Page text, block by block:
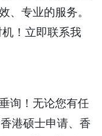
、专业的服务。
！立即联系我
询！无论您有任
港硕士申请、香